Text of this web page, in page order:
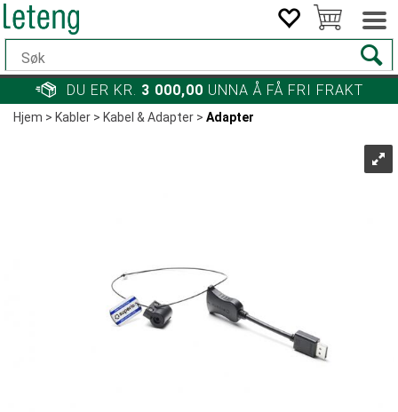
DU ER KR. 3 000,00 UNNA Å FÅ FRI FRAKT
Hjem>Kabler>Kabel & Adapter>Adapter